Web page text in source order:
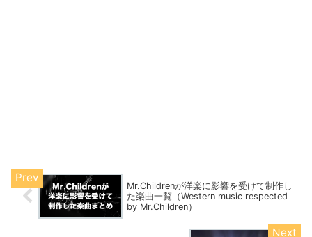
Mr.Childrenが洋楽に影響を受けて制作し
た楽曲一覧（Western music respected
by Mr.Children）